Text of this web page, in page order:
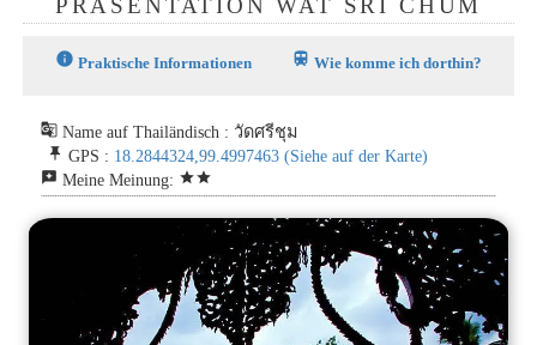
PRÄSENTATION WAT SRI CHUM
info Praktische Informationen train Wie komme ich dorthin?
g_translate Name auf Thailändisch : วัดศรีชุม
push_pin GPS : 18.2844324,99.4997463 (Siehe auf der Karte)
reviews Meine Meinung: starstar